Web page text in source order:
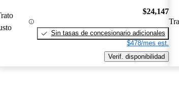
$24,147
Sin tasas de concesionario adicionales
$478/mes est.
Verif. disponibilidad